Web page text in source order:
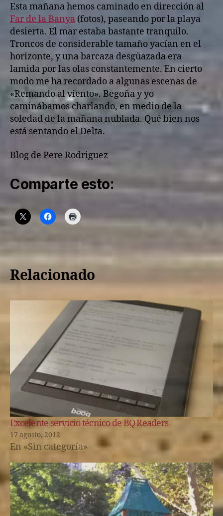
Esta mañana hemos caminado en dirección al
Far de la Banya (fotos), paseando por la playa
desierta. El mar estaba bastante tranquilo.
Troncos de considerable tamaño yacían en el
horizonte, y una barcaza desgüazada era
lamida por las olas constantemente. En cierto
modo me ha recordado a algunas escenas de
«Remando al viento». Begoña y yo
caminábamos charlando, en medio de la
soledad de la mañana nublada. Qué bien nos
está sentando el Delta.
Blog de Pere Rodriguez
Comparte esto:
Relacionado
Excelente servicio técnico de BQ Readers
17 agosto, 2012
En «Sin categoría»